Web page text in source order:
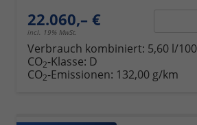
22.060,– €
incl. 19% MwSt.
Verbrauch kombiniert: 5,60 l/
CO2-Klasse: D
CO2-Emissionen: 132,00 g/km